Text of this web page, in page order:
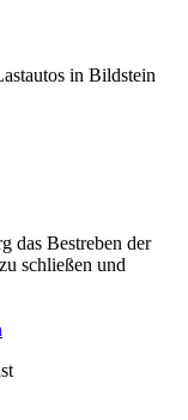
in Bildstein
das Bestreben der
schließen und